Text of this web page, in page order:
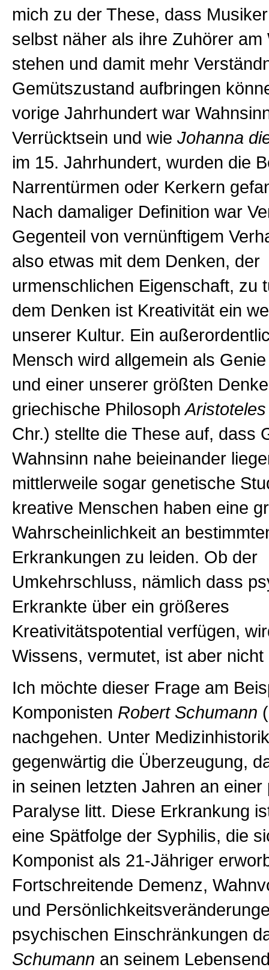
mich zu der These, dass
selbst näher als ihre Zuhörer am
stehen und damit mehr
Gemütszustand aufbringen
vorige Jahrhundert war
Verrücktsein und wie Johanna
im 15. Jahrhundert, wurden die
Narrentürmen oder Kerkern
Nach damaliger Definition war
Gegenteil von vernünftigem
also etwas mit dem Denken, der
urmenschlichen Eigenschaft, zu
dem Denken ist Kreativität ein
unserer Kultur. Ein
Mensch wird allgemein als
und einer unserer größten
griechische Philosoph Aristoteles
Chr.) stellte die These auf, dass
Wahnsinn nahe beieinander
mittlerweile sogar genetische
kreative Menschen haben eine
Wahrscheinlichkeit an
Erkrankungen zu leiden. Ob der
Umkehrschluss, nämlich dass
Erkrankte über ein größeres
Kreativitätspotential verfügen,
Wissens, vermutet, ist aber nicht
Ich möchte dieser Frage am
Komponisten Robert Schumann
nachgehen. Unter
gegenwärtig die Überzeugung,
in seinen letzten Jahren an
Paralyse litt. Diese Erkrankung
eine Spätfolge der Syphilis, die
Komponist als 21-Jähriger
Fortschreitende Demenz,
und
psychischen Einschränkungen
Schumann an seinem